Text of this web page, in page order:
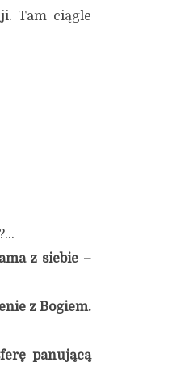
Tam ciągle
z siebie –
z Bogiem.
panującą